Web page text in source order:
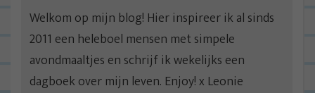
Welkom op mijn blog! Hier inspireer ik al sinds
2011 een heleboel mensen met simpele
avondmaaltjes en schrijf ik wekelijks een
dagboek over mijn leven. Enjoy! x Leonie